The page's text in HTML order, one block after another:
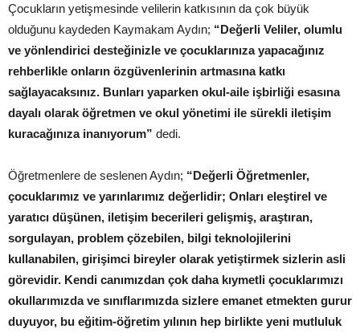
Çocukların yetişmesinde velilerin katkısının da çok büyük
olduğunu kaydeden Kaymakam Aydın; “Değerli Veliler, olumlu
ve yönlendirici desteğinizle ve çocuklarınıza yapacağınız
rehberlikle onların özgüvenlerinin artmasına katkı
sağlayacaksınız. Bunları yaparken okul-aile işbirliği esasına
dayalı olarak öğretmen ve okul yönetimi ile sürekli iletişim
kuracağınıza inanıyorum” dedi.
Öğretmenlere de seslenen Aydın; “Değerli Öğretmenler,
çocuklarımız ve yarınlarımız değerlidir; Onları eleştirel ve
yaratıcı düşünen, iletişim becerileri gelişmiş, araştıran,
sorgulayan, problem çözebilen, bilgi teknolojilerini
kullanabilen, girişimci bireyler olarak yetiştirmek sizlerin asli
görevidir. Kendi canımızdan çok daha kıymetli çocuklarımızı
okullarımızda ve sınıflarımızda sizlere emanet etmekten gurur
duyuyor, bu eğitim-öğretim yılının hep birlikte yeni mutluluk